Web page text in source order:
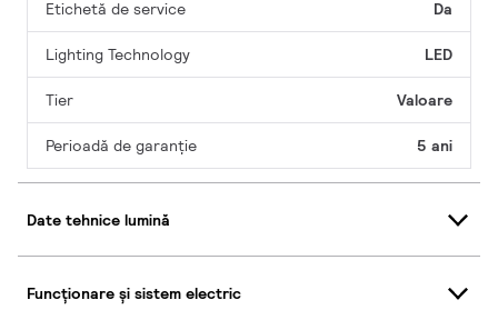
Etichetă de service Da
Lighting Technology LED
Tier Valoare
Perioadă de garanţie 5 ani
Date tehnice lumină
Funcționare și sistem electric